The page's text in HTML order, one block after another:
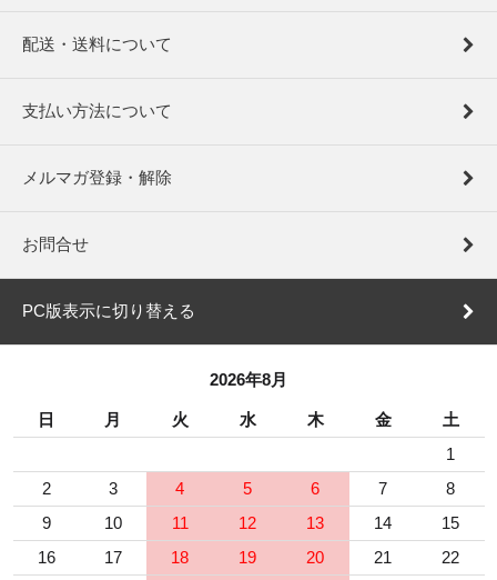
配送・送料について
支払い方法について
メルマガ登録・解除
お問合せ
PC版表示に切り替える
2026年8月
日 月 火 水 木 金
土
1
2
3 4 5 6 7
8
9
10 11 12 13 14
15
16
17 18 19 20 21
22